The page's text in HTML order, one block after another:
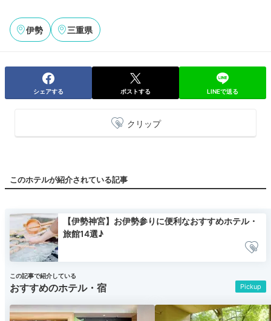
伊勢 三重県
シェアする ポストする LINEで送る
クリップ
このホテルが紹介されている記事
【伊勢神宮】お伊勢参りに便利なおすすめホテル・
旅館14選♪
Pickup
この記事で紹介している
おすすめのホテル・宿